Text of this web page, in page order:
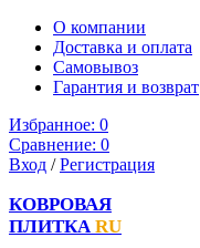
О компании
Доставка и оплата
Самовывоз
Гарантия и возврат
Избранное: 0
Сравнение: 0
Вход /Регистрация
КОВРОВАЯ
ПЛИТКА RU